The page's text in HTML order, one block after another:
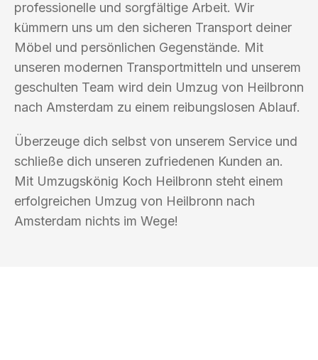
professionelle und sorgfältige Arbeit. Wir
kümmern uns um den sicheren Transport deiner
Möbel und persönlichen Gegenstände. Mit
unseren modernen Transportmitteln und unserem
geschulten Team wird dein Umzug von Heilbronn
nach Amsterdam zu einem reibungslosen Ablauf.
Überzeuge dich selbst von unserem Service und
schließe dich unseren zufriedenen Kunden an.
Mit Umzugskönig Koch Heilbronn steht einem
erfolgreichen Umzug von Heilbronn nach
Amsterdam nichts im Wege!